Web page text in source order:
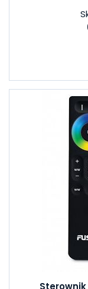
Sterownik